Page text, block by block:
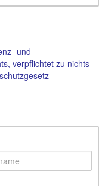
und
verpflichtet zu nichts